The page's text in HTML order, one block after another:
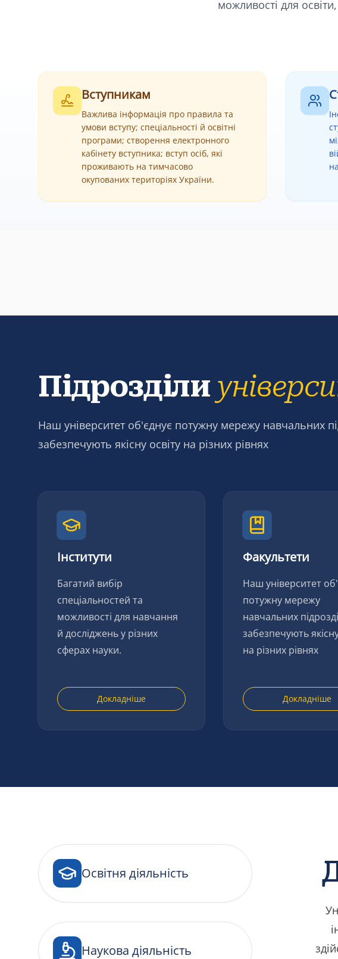
можливості для
Вступникам
Важлива інформація про правила та
умови вступу; спеціальності й освітні
програми; створення електронного
кабінету вступника; вступ осіб, які
проживають на тимчасово
окупованих територіях України.
Підрозділи
Наш університет об'єднує потужну мережу навчальних
забезпечують якісну освіту на різних рівнях
Інститути
Багатий вибір
спеціальностей та
можливості для навчання
й досліджень у різних
сферах науки.
Докладніше
Факультети
Наш університет
потужну мережу
навчальних
забезпечують
на різних рівнях
Докладніше
Освітня діяльність
Наукова діяльність